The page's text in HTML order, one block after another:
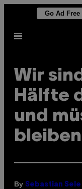
content
Go Ad Free
Open
Wir
Hälfte
und
bleiben
By Sebastian Sele